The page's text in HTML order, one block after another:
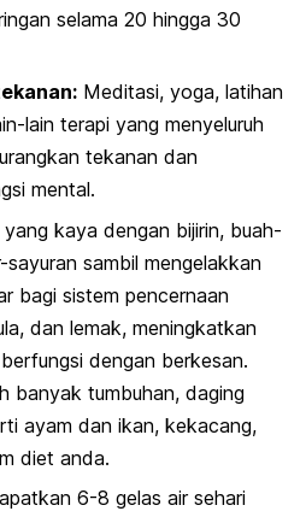
selama 20 hingga 30
Meditasi, yoga, latihan
lain terapi yang menyeluruh
tekanan dan
mental.
kaya dengan bijirin, buah-
sambil mengelakkan
bagi sistem pencernaan
dan lemak, meningkatkan
dengan berkesan.
banyak tumbuhan, daging
ayam dan ikan, kekacang,
diet anda.
6-8 gelas air sehari